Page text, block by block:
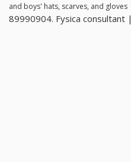
and boys' hats, scarves, and gloves
89990904. Fysica consultant |